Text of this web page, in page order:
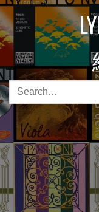
Search
for: